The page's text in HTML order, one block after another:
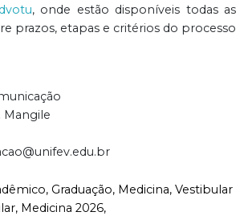
, onde estão disponíveis todas as
prazos, etapas e critérios do processo
Mangile
Graduação, Medicina, Vestibular
Medicina 2026,